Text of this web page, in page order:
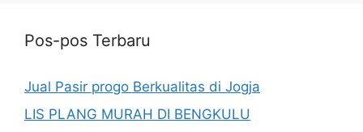
Pos-pos Terbaru
Jual Pasir progo Berkualitas di Jogja
LIS PLANG MURAH DI BENGKULU